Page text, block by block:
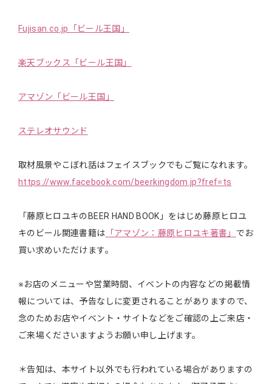
Fujisan.co.jp「ビール王国」
楽天ブックス「ビール王国」
アマゾン「ビール王国」
ステレオサウンド
取材風景やこぼれ話はフェイスブックでもご覧になれます。
https://www.facebook.com/beerkingdom.jp?fref=ts
「藤原ヒロユキのBEER HAND BOOK」をはじめ藤原ヒロユ
キのビール関連書籍は 「アマゾン：藤原ヒロユキ著書」 でお
買い求めいただけます。
※お店のメニューや営業時間、イベントの内容などの掲載情
報については、予告なしに変更されることがありますので、
念のためお店やイベント・サイトなどをご確認の上ご来店・
ご来場くださいますようお願い申し上げます。
＊告知は、本サイト以外でも行われている場合がありますの